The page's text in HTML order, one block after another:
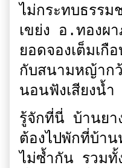
ไม่กระทบธรร
เขย่ง อ.ทองผ
ยอดจองเต็มเ
กับสนามหญ้าก
นอนฟังเสียงน้
รู้จักที่นี่ บ้านยา
ต้องไปพักที่บ้าน
ไม่ซ้ำกัน รวมทั้